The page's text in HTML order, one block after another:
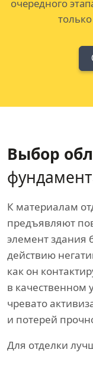
очередного
Выбор
К материалам
предъявляют
элемент здания
действию
как он
в
чревато
и потерей
Для отделки